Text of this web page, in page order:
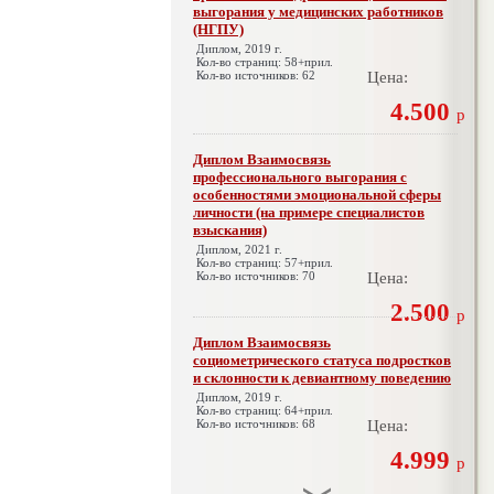
выгорания у медицинских работников
(НГПУ)
Диплом, 2019 г.
Кол-во страниц: 58+прил.
Кол-во источников: 62
Цена:
4.500 р
Диплом Взаимосвязь
профессионального выгорания с
особенностями эмоциональной сферы
личности (на примере специалистов
взыскания)
Диплом, 2021 г.
Кол-во страниц: 57+прил.
Кол-во источников: 70
Цена:
2.500 р
Диплом Взаимосвязь
социометрического статуса подростков
и склонности к девиантному поведению
Диплом, 2019 г.
Кол-во страниц: 64+прил.
Кол-во источников: 68
Цена:
4.999 р